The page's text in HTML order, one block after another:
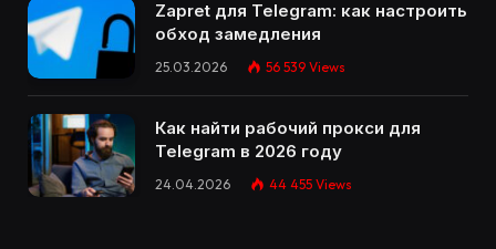
Zapret для Telegram: как настроить
обход замедления
25.03.2026 56 539 Views
Как найти рабочий прокси для
Telegram в 2026 году
24.04.2026 44 455 Views